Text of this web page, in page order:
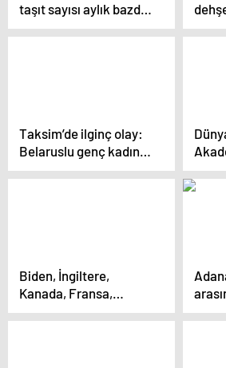
taşıt sayısı aylık bazda
yüzde 15,5 azaldı
Taksim’de ilginç olay:
Belaruslu genç kadın
“Koca arıyorum” dövizi
Dr.
Biden, İngiltere,
Kanada, Fransa,
Almanya ve İtalya